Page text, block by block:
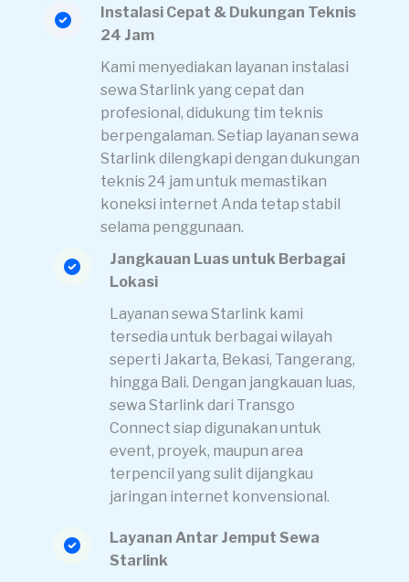
Layanan Antar Jemput Sewa
Starlink
Instalasi Cepat & Dukungan Teknis
24 Jam
Kami menyediakan layanan instalasi
sewa Starlink yang cepat dan
profesional, didukung tim teknis
berpengalaman. Setiap layanan sewa
Starlink dilengkapi dengan dukungan
teknis 24 jam untuk memastikan
koneksi internet Anda tetap stabil
selama penggunaan.
Jangkauan Luas untuk Berbagai
Lokasi
Layanan sewa Starlink kami
tersedia untuk berbagai wilayah
seperti Jakarta, Bekasi, Tangerang,
hingga Bali. Dengan jangkauan luas,
sewa Starlink dari Transgo
Connect siap digunakan untuk
event, proyek, maupun area
terpencil yang sulit dijangkau
jaringan internet konvensional.